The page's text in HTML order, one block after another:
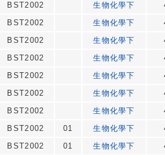
BST2002 生物化學下
BST2002 生物化學下
BST2002 生物化學下
BST2002 生物化學下
BST2002 生物化學下
BST2002 生物化學下
BST2002 生物化學下
BST2002 01 生物化學下
BST2002 01 生物化學下